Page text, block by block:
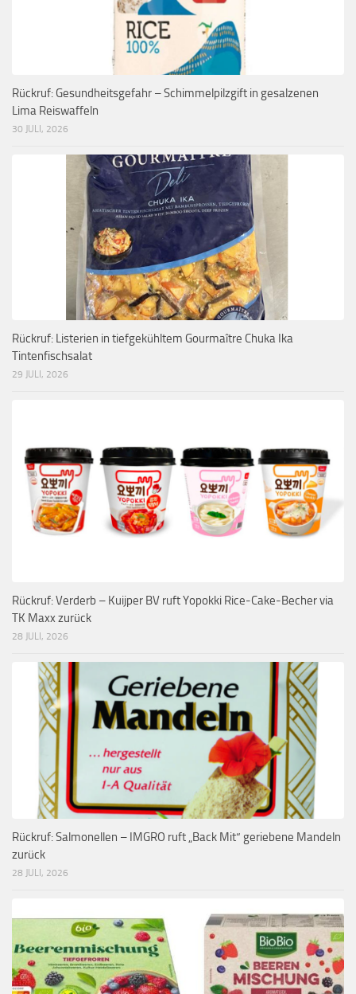
Rückruf: Gesundheitsgefahr – Schimmelpilzgift in gesalzenen
Lima Reiswaffeln
30 JULI, 2026
Rückruf: Listerien in tiefgekühltem Gourmaître Chuka Ika
Tintenfischsalat
29 JULI, 2026
Rückruf: Verderb – Kuijper BV ruft Yopokki Rice-Cake-Becher via
TK Maxx zurück
28 JULI, 2026
Rückruf: Salmonellen – IMGRO ruft „Back Mit“ geriebene Mandeln
zurück
28 JULI, 2026